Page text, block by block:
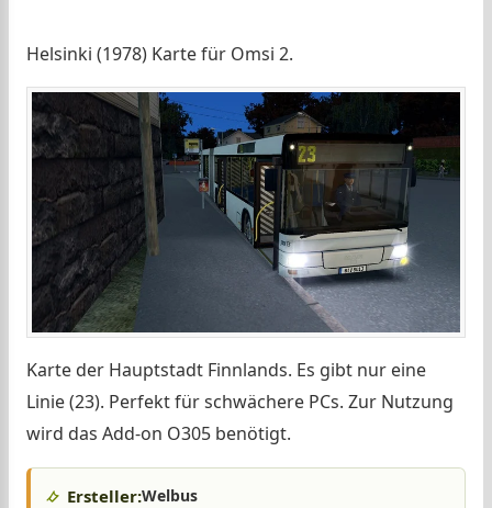
Helsinki (1978) Karte für Omsi 2.
Karte der Hauptstadt Finnlands. Es gibt nur eine
Linie (23). Perfekt für schwächere PCs. Zur Nutzung
wird das Add-on O305 benötigt.
Ersteller:Welbus